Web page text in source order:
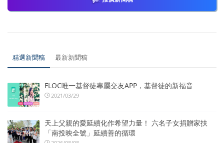
精選新聞稿 最新新聞稿
FLOC唯一基督徒專屬交友APP，基督徒的新福音
2021/03/29
天上父親的愛延續化作希望力量！ 六名子女捐贈家扶
「南投映全號」延續善的循環